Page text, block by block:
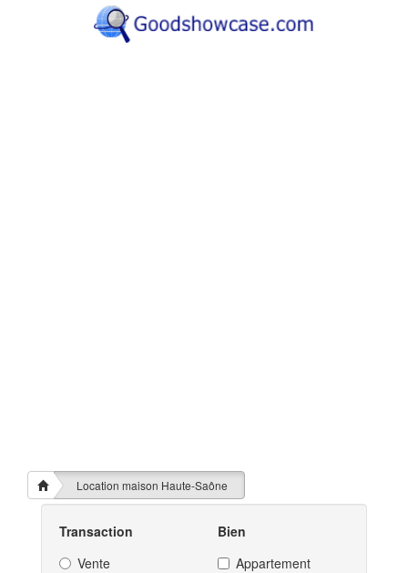
Location maison Haute-Saône
Transaction
Vente
Bien
Appartement